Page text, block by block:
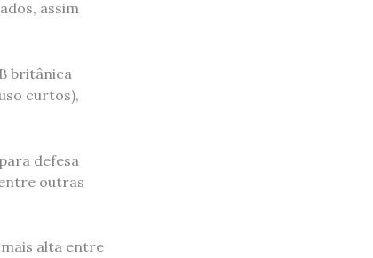
assim
britânica
curtos),
defesa
outras
alta entre